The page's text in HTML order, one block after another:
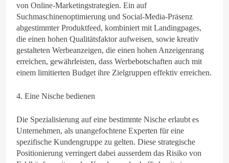
von Online-Marketingstrategien. Ein auf
Suchmaschinenoptimierung und Social-Media-Präsenz
abgestimmter Produktfeed, kombiniert mit Landingpages,
die einen hohen Qualitätsfaktor aufweisen, sowie kreativ
gestalteten Werbeanzeigen, die einen hohen Anzeigenrang
erreichen, gewährleisten, dass Werbebotschaften auch mit
einem limitierten Budget ihre Zielgruppen effektiv erreichen.
4. Eine Nische bedienen
Die Spezialisierung auf eine bestimmte Nische erlaubt es
Unternehmen, als unangefochtene Experten für eine
spezifische Kundengruppe zu gelten. Diese strategische
Positionierung verringert dabei ausserdem das Risiko von